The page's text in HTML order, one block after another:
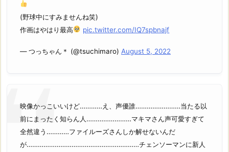
(野球中にすみませんね笑)
作画はやはり最高
pic.twitter.com/IQ7spbnajf
— つっちゃん＊ (@tsuchimaro) August 5, 2022
映像かっこいいけど…………え、声優誰……………………当たる以
前にまったく知らん人……………………マキマさん声可愛すぎて
全然違う…………ファイルーズさんしか解せないんだ
が……………………………………………………チェンソーマンに新人